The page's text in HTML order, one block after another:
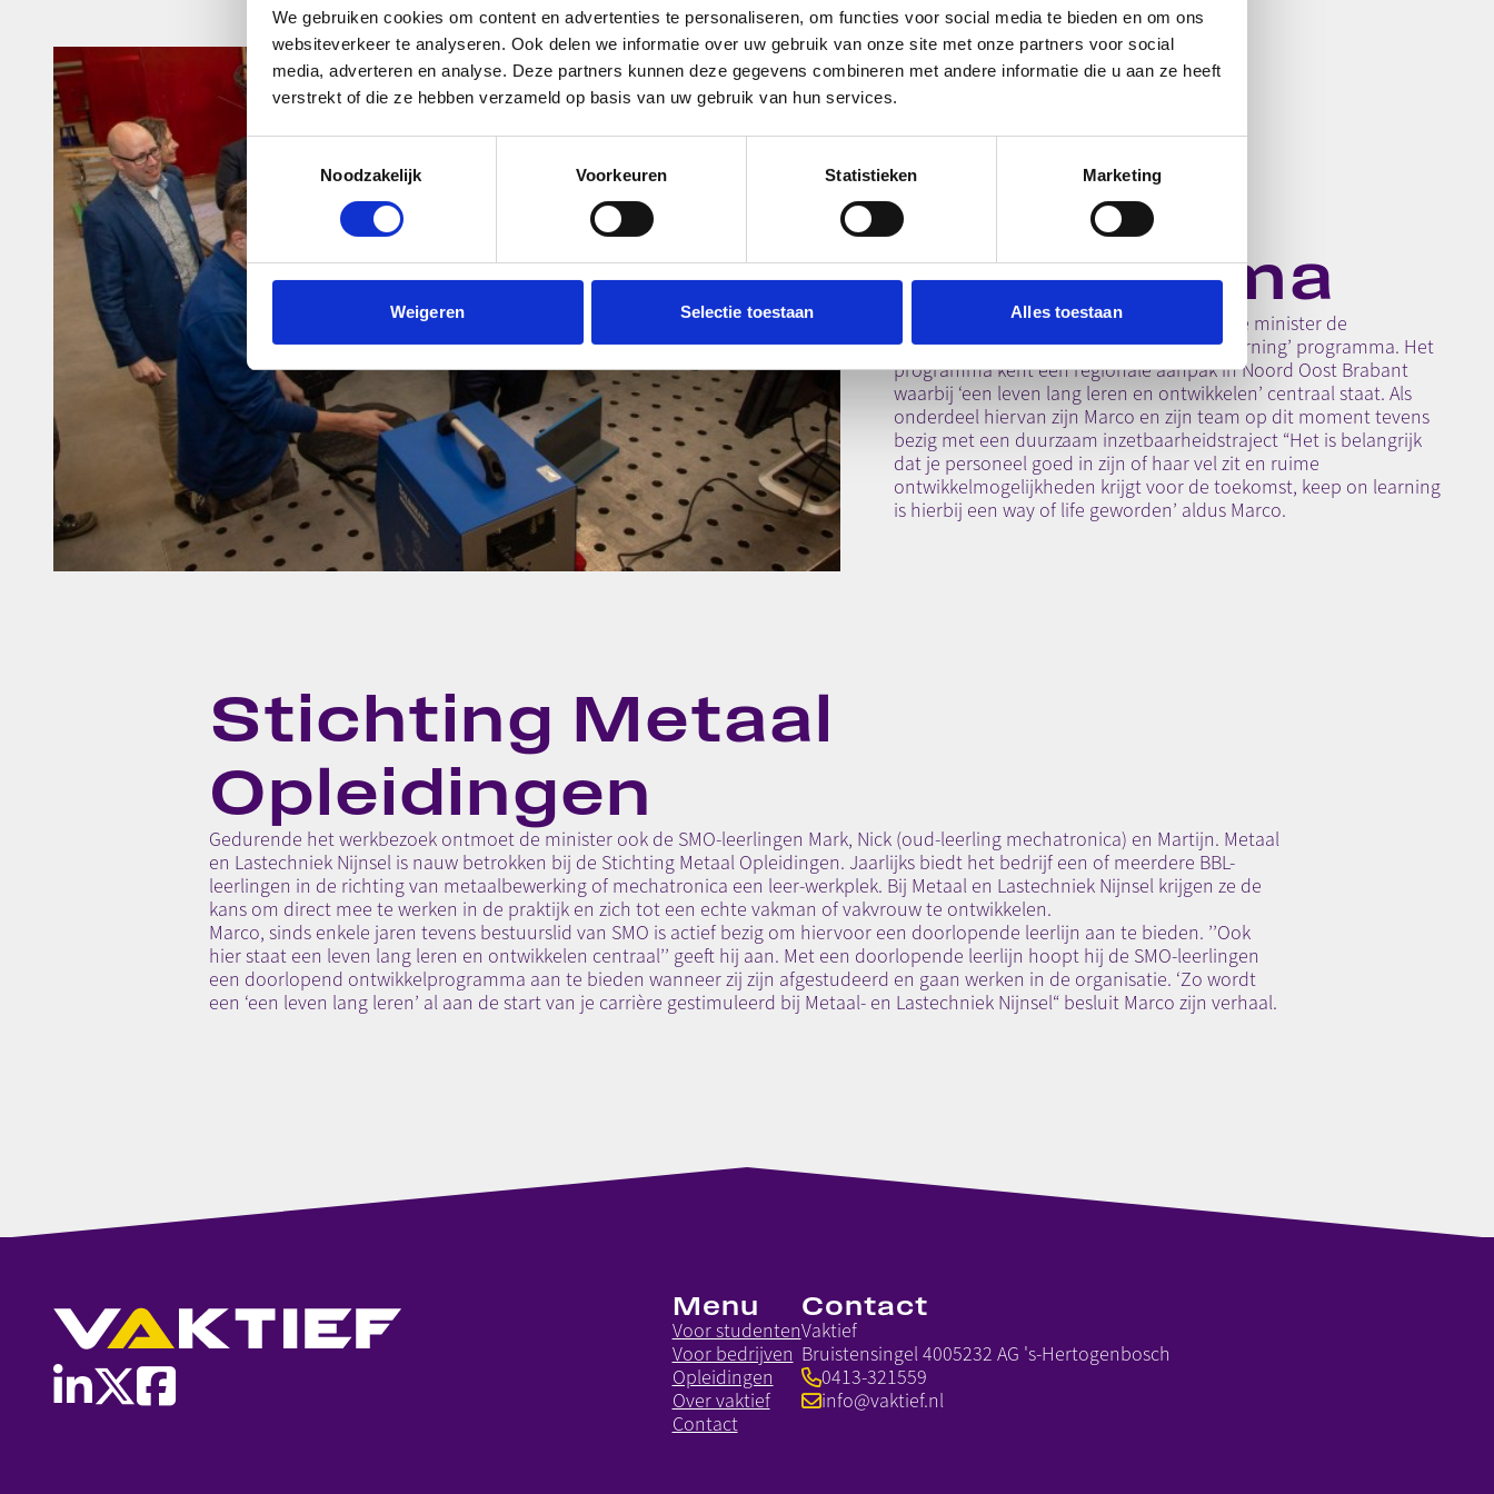
We gebruiken cookies om content en advertenties te personaliseren, om functies voor social media te bieden en om ons
websiteverkeer te analyseren. Ook delen we informatie over uw gebruik van onze site met onze partners voor social
media, adverteren en analyse. Deze partners kunnen deze gegevens combineren met andere informatie die u aan ze heeft
verstrekt of die ze hebben verzameld op basis van uw gebruik van hun services.
Noodzakelijk
Voorkeuren Statistieken Marketing
Weigeren Selectie toestaan Alles toestaan
Keep on
Learning
programma
Aansluitend aan de rondleiding besprak de minister de
campagneresultaten van het ‘Keep on Learning’ programma. Het
programma kent een regionale aanpak in Noord Oost Brabant
waarbij ‘een leven lang leren en ontwikkelen’ centraal staat. Als
onderdeel hiervan zijn Marco en zijn team op dit moment tevens
bezig met een duurzaam inzetbaarheidstraject “Het is belangrijk
dat je personeel goed in zijn of haar vel zit en ruime
ontwikkelmogelijkheden krijgt voor de toekomst, keep on learning
is hierbij een way of life geworden’ aldus Marco.
Stichting Metaal
Opleidingen
Gedurende het werkbezoek ontmoet de minister ook de SMO-leerlingen Mark, Nick (oud-leerling mechatronica) en Martijn. Metaal
en Lastechniek Nijnsel is nauw betrokken bij de Stichting Metaal Opleidingen. Jaarlijks biedt het bedrijf een of meerdere BBL-
leerlingen in de richting van metaalbewerking of mechatronica een leer-werkplek. Bij Metaal en Lastechniek Nijnsel krijgen ze de
kans om direct mee te werken in de praktijk en zich tot een echte vakman of vakvrouw te ontwikkelen.
Marco, sinds enkele jaren tevens bestuurslid van SMO is actief bezig om hiervoor een doorlopende leerlijn aan te bieden. ’’Ook
hier staat een leven lang leren en ontwikkelen centraal’’ geeft hij aan. Met een doorlopende leerlijn hoopt hij de SMO-leerlingen
een doorlopend ontwikkelprogramma aan te bieden wanneer zij zijn afgestudeerd en gaan werken in de organisatie. ‘Zo wordt
een ‘een leven lang leren’ al aan de start van je carrière gestimuleerd bij Metaal- en Lastechniek Nijnsel“ besluit Marco zijn verhaal.
Menu
Voor studenten
Voor bedrijven
Opleidingen
Over vaktief
Contact
Contact
Vaktief
Bruistensingel 4005232 AG 's-Hertogenbosch
0413-321559
info@vaktief.nl